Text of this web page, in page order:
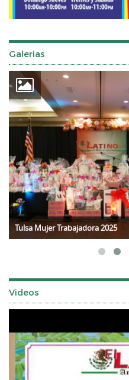
Galerias
Tulsa Mujer Trabajadora 2025
Videos